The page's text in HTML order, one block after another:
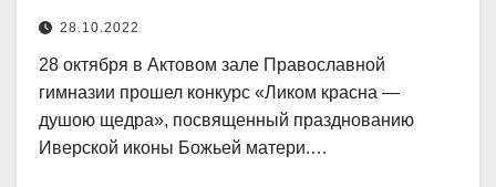
28.10.2022
28 октября в Актовом зале Православной
гимназии прошел конкурс «Ликом красна —
душою щедра», посвященный празднованию
Иверской иконы Божьей матери.…